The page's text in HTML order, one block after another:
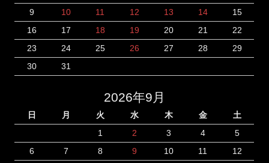
9
10 11 12 13 14
15
16
17 18 19 20 21
22
23
24 25 26 27 28
29
30
31
2026年9月
日 月 火 水 木 金
土
1
2 3 4
5
6
7 8 9 10 11
12